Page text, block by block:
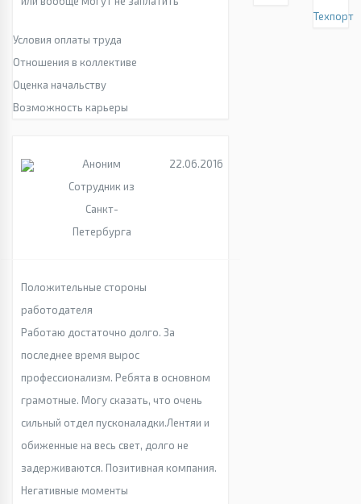
Условия оплаты труда
Отношения в коллективе
Оценка начальству
Возможность карьеры
Аноним
Сотрудник из
Санкт-
Петербурга
22.06.2016
Положительные стороны
работодателя
Работаю достаточно долго. За
последнее время вырос
профессионализм. Ребята в основном
грамотные. Могу сказать, что очень
сильный отдел пусконаладки.Лентяи и
обиженные на весь свет, долго не
задерживаются. Позитивная компания.
Негативные моменты
Техпорт